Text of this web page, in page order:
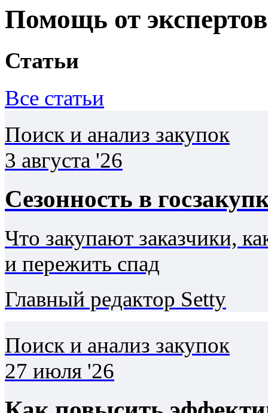
Помощь от экспертов
Статьи
Все статьи
Поиск и анализ закупок
3 августа '26
Сезонность в
Что закупают заказчики,
и пережить спад
Главный редактор Setty
Поиск и анализ закупок
27 июля '26